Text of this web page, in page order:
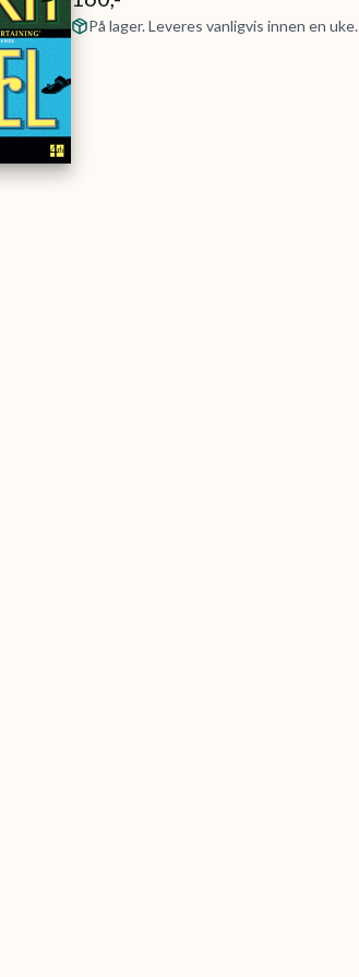
På lager. Leveres vanligvis innen en uke.